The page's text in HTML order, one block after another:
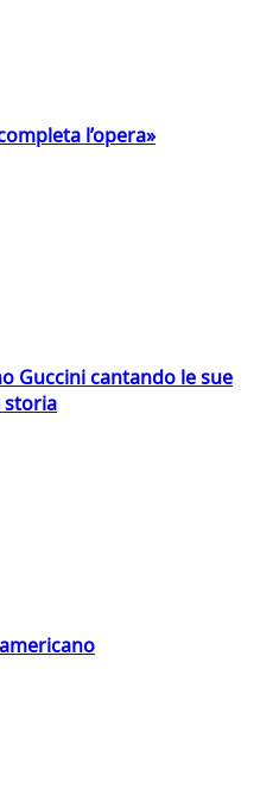
l’opera»
Guccini cantando le sue
storia